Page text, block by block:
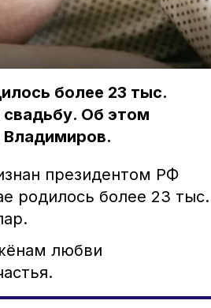
более 23 тыс.
Об этом
Владимиров.
президентом РФ
родилось более 23 тыс.
любви